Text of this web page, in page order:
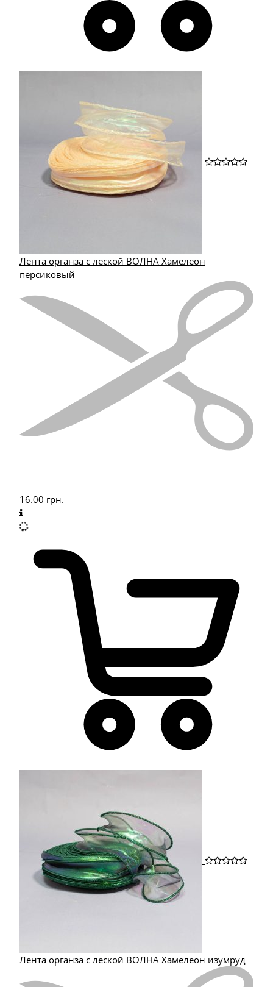
Лента органза с леской ВОЛНА Хамелеон
персиковый
16.00 грн.
Лента органза с леской ВОЛНА Хамелеон изумруд